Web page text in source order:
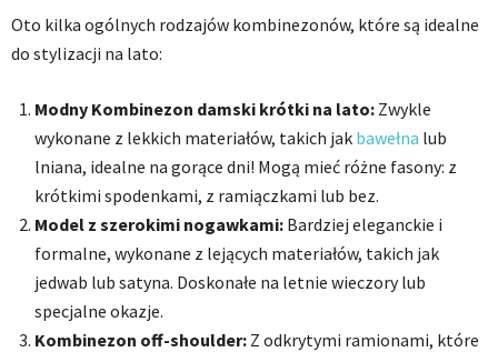
Oto kilka ogólnych rodzajów kombinezonów, które są idealne
do stylizacji na lato:
Modny Kombinezon damski krótki na lato: Zwykle
wykonane z lekkich materiałów, takich jak bawełna lub
lniana, idealne na gorące dni! Mogą mieć różne fasony: z
krótkimi spodenkami, z ramiączkami lub bez.
Model z szerokimi nogawkami: Bardziej eleganckie i
formalne, wykonane z lejących materiałów, takich jak
jedwab lub satyna. Doskonałe na letnie wieczory lub
specjalne okazje.
Kombinezon off-shoulder: Z odkrytymi ramionami, które